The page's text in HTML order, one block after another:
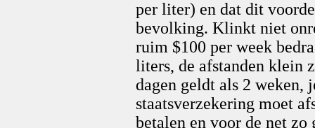
per liter) en dat dit
bevolking. Klinkt niet
ruim $100 per week
liters, de afstanden klein
dagen geldt als 2 weken,
staatsverzekering moet
betalen en voor de net